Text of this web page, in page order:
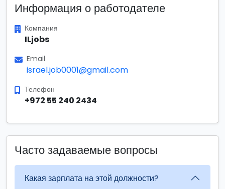
Информация о работодателе
Компания
ILjobs
Email
israel.job0001@gmail.com
Телефон
+972 55 240 2434
Часто задаваемые вопросы
Какая зарплата на этой должности?